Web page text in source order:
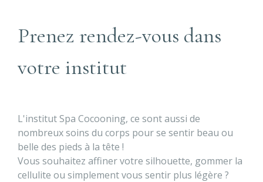
Prenez rendez-vous dans
votre institut
L'institut Spa Cocooning, ce sont aussi de
nombreux soins du corps pour se sentir beau ou
belle des pieds à la tête !
Vous souhaitez affiner votre silhouette, gommer la
cellulite ou simplement vous sentir plus légère ?